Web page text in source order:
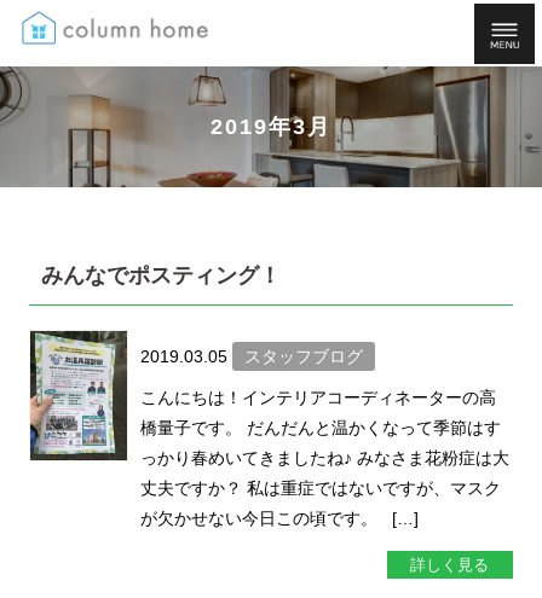
2019年3月
みんなでポスティング！
2019.03.05 スタッフブログ
こんにちは！インテリアコーディネーターの高
橋量子です。 だんだんと温かくなって季節はす
っかり春めいてきましたね♪ みなさま花粉症は大
丈夫ですか？ 私は重症ではないですが、マスク
が欠かせない今日この頃です。 […]
詳しく見る